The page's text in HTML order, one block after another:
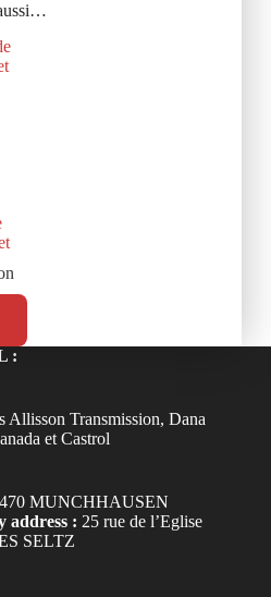
:
MUNCHHAUSEN
address : 25 rue de l’Eglise
SELTZ